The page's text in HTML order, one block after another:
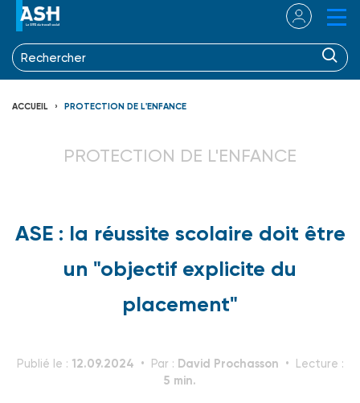
ACCUEIL PROTECTION DE L'ENFANCE
PROTECTION DE L'ENFANCE
ASE : la réussite scolaire doit être
un "objectif explicite du
placement"
Publié le : 12.09.2024 Par : David Prochasson Lecture :
5 min.